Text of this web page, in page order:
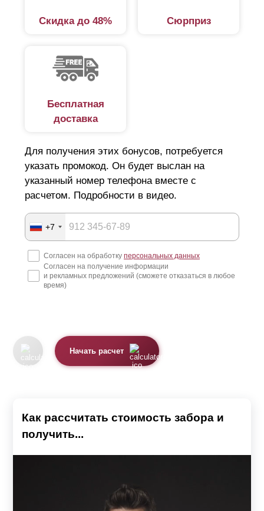
Скидка до 48% Сюрприз
Бесплатная
доставка
Для получения этих бонусов, потребуется
указать промокод. Он будет выслан на
указанный номер телефона вместе с
расчетом. Подробности в видео.
+7
Согласен на обработку персональных данных
Согласен на получение информации
и рекламных предложений (сможете отказаться в любое
время)
Начать расчет
Как рассчитать стоимость забора и
получить...